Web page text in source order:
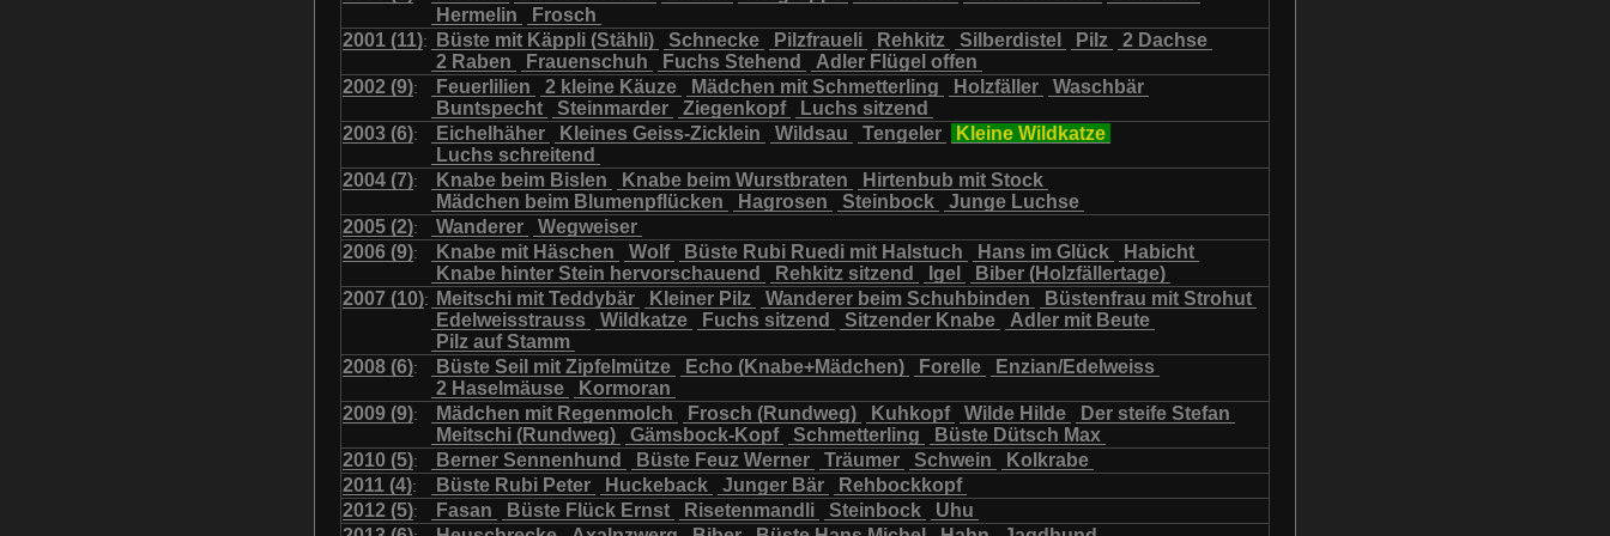
Uhu mit Jungen Waschbär
Hermelin
Frosch
2001 (11): Büste mit Käppli (Stähli) Schnecke Pilzfraueli Rehkitz Silberdistel Pilz
2 Dachse
2 Raben
Frauenschuh Fuchs Stehend
Adler Flügel offen
2002 (9): Feuerlilien 2 kleine Käuze Mädchen mit Schmetterling Holzfäller
Waschbär
Buntspecht
Steinmarder Ziegenkopf
Luchs sitzend
2003 (6): Eichelhäher Kleines Geiss-Zicklein Wildsau Tengeler
Kleine Wildkatze
Luchs schreitend
2004 (7): Knabe beim Bislen Knabe beim Wurstbraten
Hirtenbub mit Stock
Mädchen beim Blumenpflücken
Hagrosen Steinbock
Junge Luchse
2005 (2): Wanderer
Wegweiser
2006 (9): Knabe mit Häschen Wolf Büste Rubi Ruedi mit Halstuch Hans im Glück
Habicht
Knabe hinter Stein hervorschauend
Rehkitz sitzend Igel
Biber (Holzfällertage)
2007 (10): Meitschi mit Teddybär Kleiner Pilz Wanderer beim Schuhbinden
Büstenfrau mit Strohut
Edelweisstrauss
Wildkatze Fuchs sitzend Sitzender Knabe
Adler mit Beute
Pilz auf Stamm
2008 (6): Büste Seil mit Zipfelmütze Echo (Knabe+Mädchen) Forelle
Enzian/Edelweiss
2 Haselmäuse
Kormoran
2009 (9): Mädchen mit Regenmolch Frosch (Rundweg) Kuhkopf Wilde Hilde
Der steife Stefan
Meitschi (Rundweg)
Gämsbock-Kopf Schmetterling
Büste Dütsch Max
2010 (5): Berner Sennenhund Büste Feuz Werner Träumer Schwein
Kolkrabe
2011 (4): Büste Rubi Peter Huckeback Junger Bär
Rehbockkopf
2012 (5): Fasan Büste Flück Ernst Risetenmandli Steinbock
Uhu